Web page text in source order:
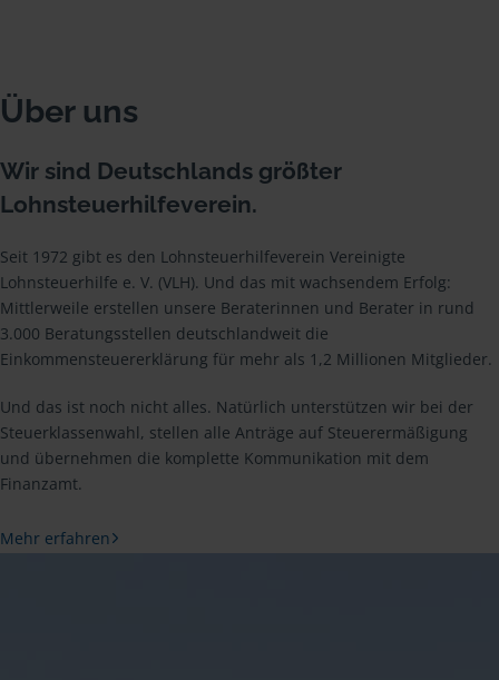
Über uns
Wir sind Deutschlands größter
Lohnsteuerhilfeverein.
Seit 1972 gibt es den Lohnsteuerhilfeverein Vereinigte
Lohnsteuerhilfe e. V. (VLH). Und das mit wachsendem Erfolg:
Mittlerweile erstellen unsere Beraterinnen und Berater in rund
3.000 Beratungsstellen deutschlandweit die
Einkommensteuererklärung für mehr als 1,2 Millionen Mitglieder.
Und das ist noch nicht alles. Natürlich unterstützen wir bei der
Steuerklassenwahl, stellen alle Anträge auf Steuerermäßigung
und übernehmen die komplette Kommunikation mit dem
Finanzamt.
Mehr erfahren